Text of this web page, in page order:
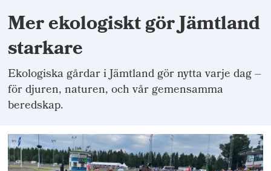
Mer ekologiskt gör Jämtland
starkare
Ekologiska gårdar i Jämtland gör nytta varje dag –
för djuren, naturen, och vår gemensamma
beredskap.